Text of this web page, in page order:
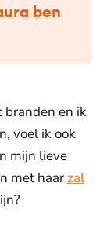
ben
branden en ik
voel ik ook
mijn lieve
met haarzal